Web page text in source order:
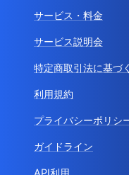
サービス・料金
サービス説明会
特定商取引法に基づ
利用規約
プライバシーポリシ
ガイドライン
API利用